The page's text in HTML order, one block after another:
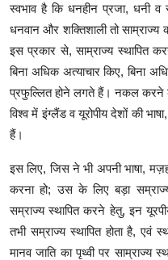
स्वभाव है कि धनहीन प्रजा, धनी
धनवान और शक्तिशाली तो साम्राज्य
इस प्रकार से, साम्राज्य स्थापित
बिना अधिक अत्याचार किए, बिना
प्रफुल्लित होने लगते हैं। नकल करने
विश्व में इंग्लैंड व यूरोपीय देशों की
हैं।
इस लिए, जिस ने भी अपनी भाषा,
करना हो; उस के लिए बड़ा
सम्राज्य स्थापित करने हेतु, इन
तभी सम्राज्य स्थापित होता है, एवं
मानव जाति का पृथ्वी पर